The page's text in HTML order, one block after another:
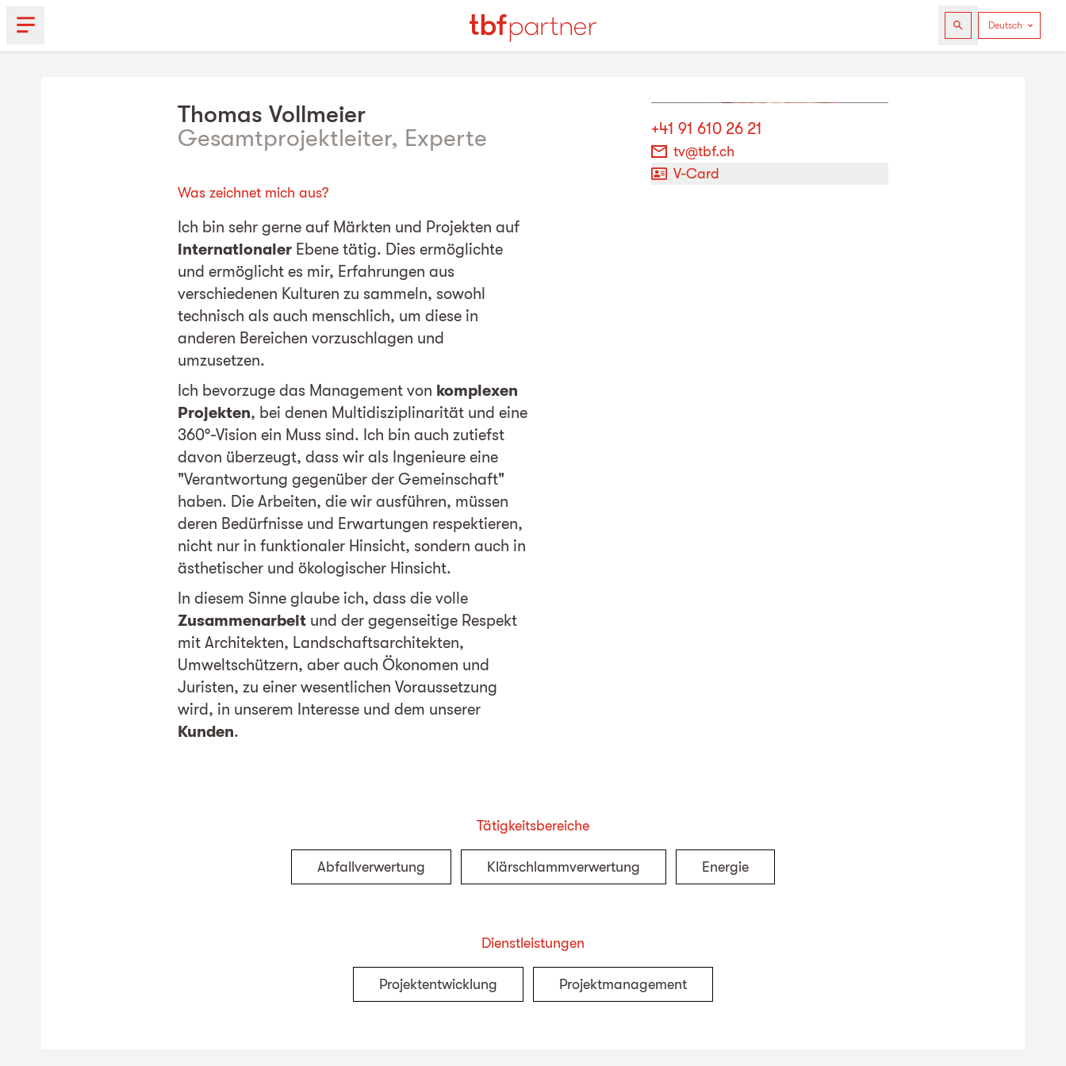
Thomas Vollmeier
Gesamtprojektleiter, Experte
Was zeichnet mich aus?
Ich bin sehr gerne auf Märkten und Projekten auf
internationaler Ebene tätig. Dies ermöglichte
und ermöglicht es mir, Erfahrungen aus
verschiedenen Kulturen zu sammeln, sowohl
technisch als auch menschlich, um diese in
anderen Bereichen vorzuschlagen und
umzusetzen.
Ich bevorzuge das Management von komplexen
Projekten, bei denen Multidisziplinarität und eine
360°-Vision ein Muss sind. Ich bin auch zutiefst
davon überzeugt, dass wir als Ingenieure eine
"Verantwortung gegenüber der Gemeinschaft"
haben. Die Arbeiten, die wir ausführen, müssen
deren Bedürfnisse und Erwartungen respektieren,
nicht nur in funktionaler Hinsicht, sondern auch in
ästhetischer und ökologischer Hinsicht.
In diesem Sinne glaube ich, dass die volle
Zusammenarbeit und der gegenseitige Respekt
mit Architekten, Landschaftsarchitekten,
Umweltschützern, aber auch Ökonomen und
Juristen, zu einer wesentlichen Voraussetzung
wird, in unserem Interesse und dem unserer
Kunden.
+41 91 610 26 21
tv@tbf.ch
V-Card
Tätigkeitsbereiche
Abfallverwertung Klärschlammverwertung Energie
Dienstleistungen
Projektentwicklung Projektmanagement